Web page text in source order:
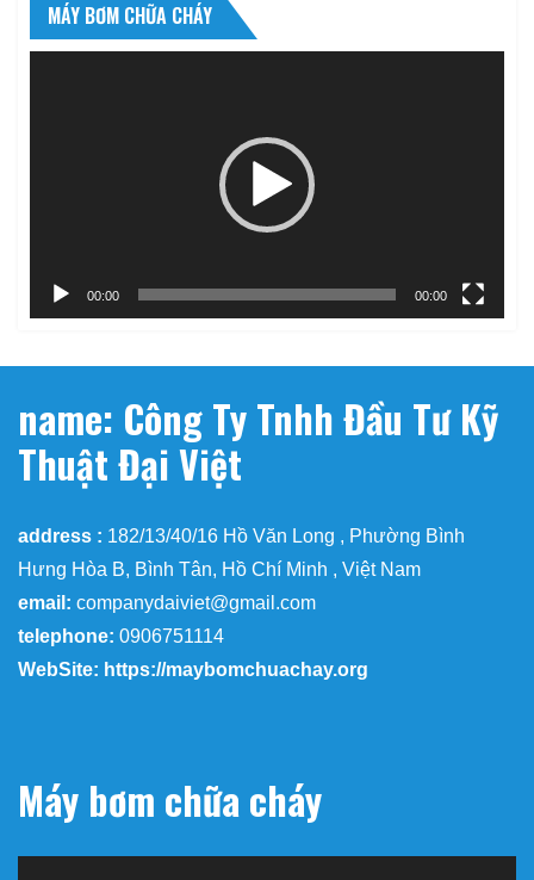
MÁY BƠM CHỮA CHÁY
00:00 00:00
name: Công Ty Tnhh Đầu Tư Kỹ
Thuật Đại Việt
address : 182/13/40/16 Hồ Văn Long , Phường Bình
Hưng Hòa B, Bình Tân, Hồ Chí Minh , Việt Nam
email: companydaiviet@gmail.com
telephone: 0906751114
WebSite: https://maybomchuachay.org
Máy bơm chữa cháy